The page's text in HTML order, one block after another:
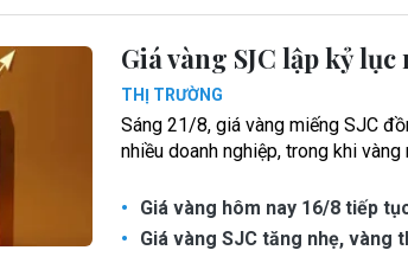
Giá vàng SJC lập kỷ
THỊ TRƯỜNG
Sáng 21/8, giá vàng miếng SJC
nhiều doanh nghiệp, trong khi
Giá vàng hôm nay 16/8 tiếp
Giá vàng SJC tăng nhẹ, vàng